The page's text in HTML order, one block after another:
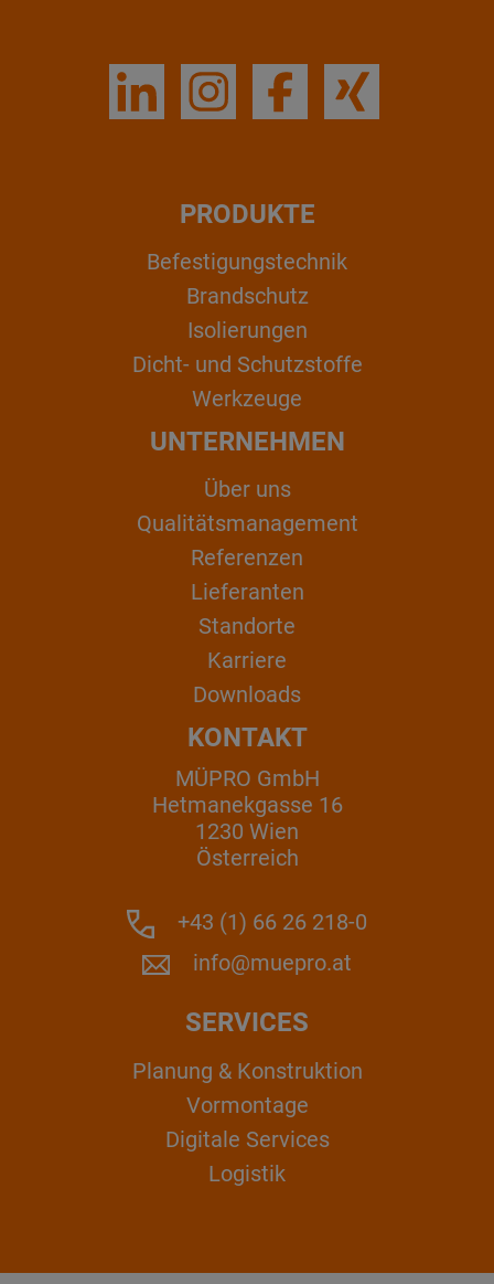
PRODUKTE
Befestigungstechnik
Brandschutz
Isolierungen
Dicht- und Schutzstoffe
Werkzeuge
UNTERNEHMEN
Über uns
Qualitätsmanagement
Referenzen
Lieferanten
Standorte
Karriere
Downloads
KONTAKT
MÜPRO GmbH
Hetmanekgasse 16
1230 Wien
Österreich
+43 (1) 66 26 218-0
info@muepro.at
SERVICES
Planung & Konstruktion
Vormontage
Digitale Services
Logistik